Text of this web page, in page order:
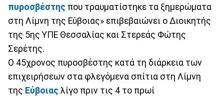
πυροσβέστης που τραυματίστηκε τα ξημερώματα
στη Λίμνη της Εύβοιας» επιβεβαιώνει ο Διοικητής
της 5ης ΥΠΕ Θεσσαλίας και Στερεάς Φώτης
Σερέτης.
Ο 45χρονος πυροσβέστης κατά τη διάρκεια των
επιχειρήσεων στα φλεγόμενα σπίτια στη Λίμνη
της Εύβοιας λίγο πριν τις 4 το πρωί